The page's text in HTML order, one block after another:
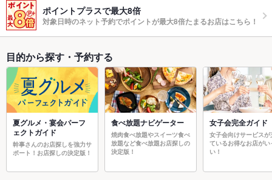
ポイントプラスで最大8倍
対象日時のネット予約でポイントが最大8倍たまるお店はこちら！
目的から探す・予約する
夏グルメ・宴会パーフ
ェクトガイド
幹事さんのお店探しを強力サ
ポート！お店探しの決定版！
食べ放題ナビゲーター
焼肉食べ放題やスイーツ食べ
放題など食べ放題お店探しの
決定版！
女子会完全ガイド
女子会向けサービスが
ているお得なお店がい
い！